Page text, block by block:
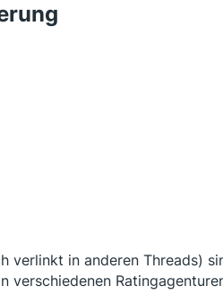
verlinkt in anderen Threads)
verschiedenen